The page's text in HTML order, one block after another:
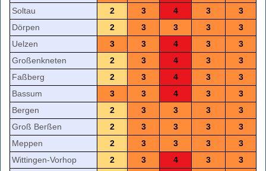
Soltau
2 3 4 3
3
Dörpen
2 3 3 3
3
Uelzen
3 3 4 3
3
Großenkneten
2 3 4 3
3
Faßberg
2 3 4 3
3
Bassum
3 3 4 3
3
Bergen
2 3 3 3
3
Groß Berßen
2 3 3 3
3
Meppen
2 3 3 3
3
Wittingen-Vorhop
2 3 4 3
3